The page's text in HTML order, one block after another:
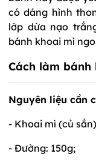
có dáng hình
lớp dừa nạo
bánh khoai mì
Cách làm bánh
Nguyên liệu cần
- Khoai mì (củ
- Đường: 150g;